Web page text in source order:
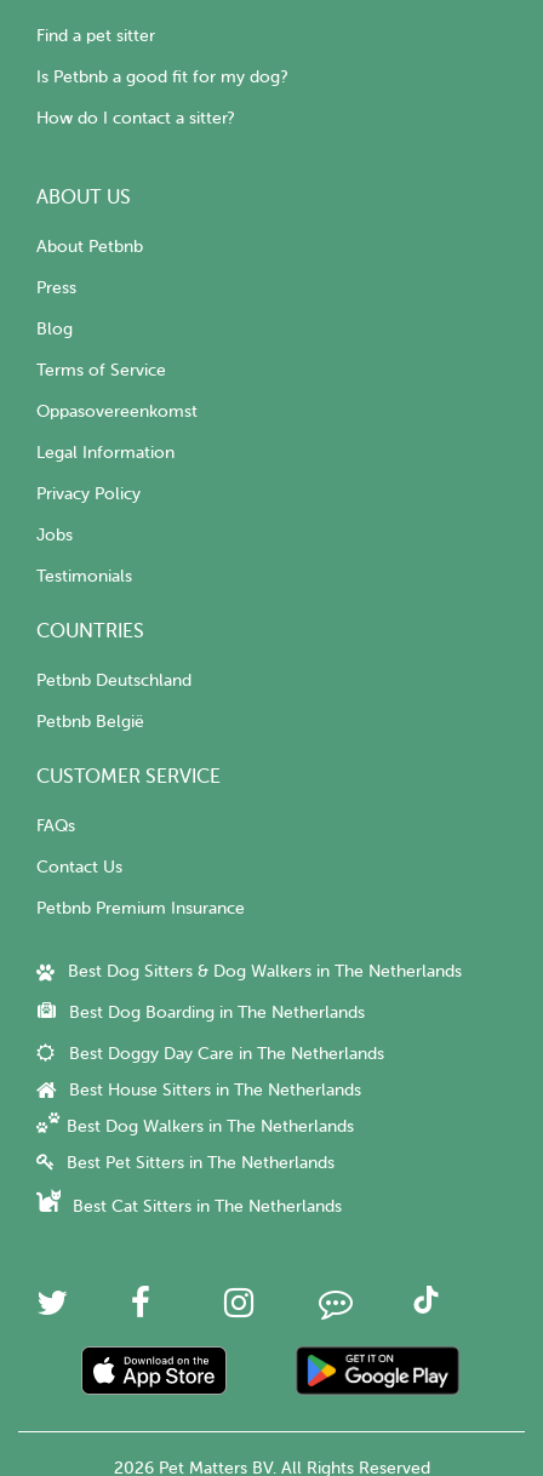
Find a pet sitter
Is Petbnb a good fit for my dog?
How do I contact a sitter?
ABOUT US
About Petbnb
Press
Blog
Terms of Service
Oppasovereenkomst
Legal Information
Privacy Policy
Jobs
Testimonials
COUNTRIES
Petbnb Deutschland
Petbnb België
CUSTOMER SERVICE
FAQs
Contact Us
Petbnb Premium Insurance
Best Dog Sitters & Dog Walkers in The Netherlands
Best Dog Boarding in The Netherlands
Best Doggy Day Care in The Netherlands
Best House Sitters in The Netherlands
Best Dog Walkers in The Netherlands
Best Pet Sitters in The Netherlands
Best Cat Sitters in The Netherlands
2026 Pet Matters BV. All Rights Reserved